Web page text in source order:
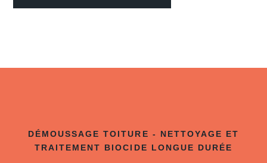
DÉMOUSSAGE TOITURE - NETTOYAGE ET
TRAITEMENT BIOCIDE LONGUE DURÉE